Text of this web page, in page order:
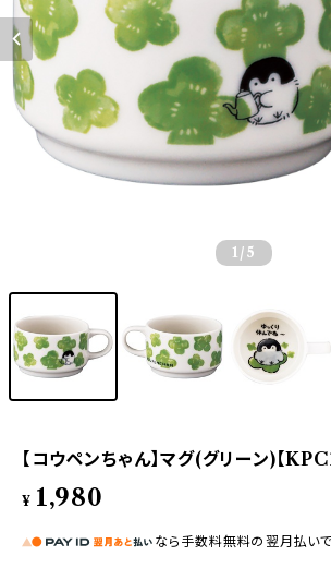
1 /5
【コウペンちゃん】マグ(グリーン)【
¥ 1,980
なら 手数料無料の 翌月払い